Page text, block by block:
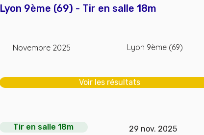
Lyon 9ème (69) - Tir en salle 18m
Novembre 2025 Lyon 9ème (69)
Voir les résultats
Tir en salle 18m 29 nov. 2025